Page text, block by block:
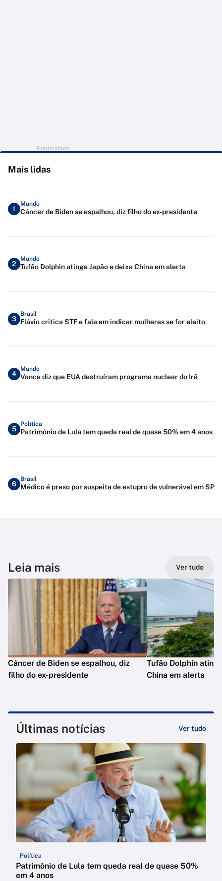
Publicidade
Mais lidas
1
Mundo
Câncer de Biden se espalhou, diz filho do ex-presidente
2
Mundo
Tufão Dolphin atinge Japão e deixa China em alerta
3
Brasil
Flávio critica STF e fala em indicar mulheres se for eleito
4
Mundo
Vance diz que EUA destruíram programa nuclear do Irã
5
Política
Patrimônio de Lula tem queda real de quase 50% em 4 anos
6
Brasil
Médico é preso por suspeita de estupro de vulnerável em SP
Leia mais Ver tudo
Câncer de Biden se espalhou, diz
filho do ex-presidente
Tufão Dolphin
China em alerta
Últimas notícias Ver tudo
Política
Patrimônio de Lula tem queda real de quase 50%
em 4 anos